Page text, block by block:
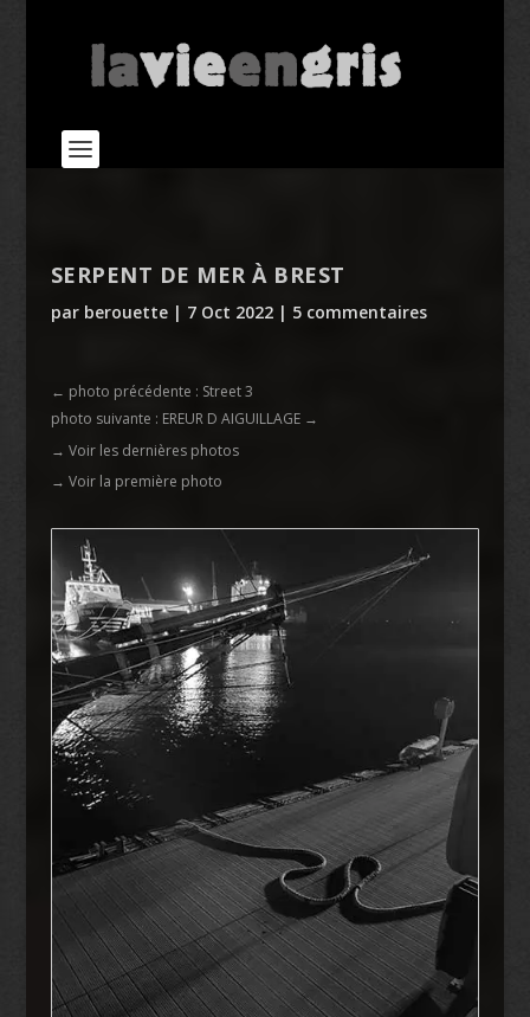
SERPENT DE MER À BREST
par berouette| 7 Oct 2022| 5 commentaires
← photo précédente : Street 3
photo suivante : EREUR D AIGUILLAGE→
→ Voir les dernières photos
→ Voir la première photo